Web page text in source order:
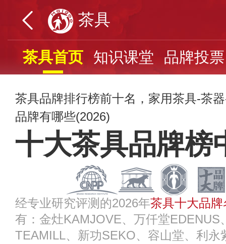
茶具
茶具首页 知识课堂 品牌投票
茶具品牌排行榜前十名，家用茶具-茶
品牌有哪些(2026)
十大茶具品牌榜
经专业研究评测的2026年茶具十大品牌
有：金灶KAMJOVE、万仟堂EDENUS
TEAMILL、新功SEKO、容山堂、利永